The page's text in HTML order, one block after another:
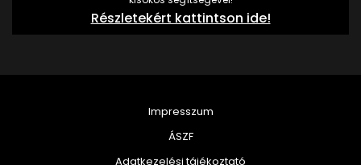
Részletekért kattintson ide!
Impresszum
ÁSZF
Adatkezelési tájékoztató